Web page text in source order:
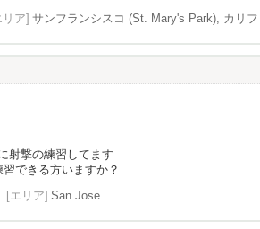
リア] サンフランシスコ (St. Mary's Park), カリフ
射撃の練習してます
できる方いますか？
[エリア] San Jose